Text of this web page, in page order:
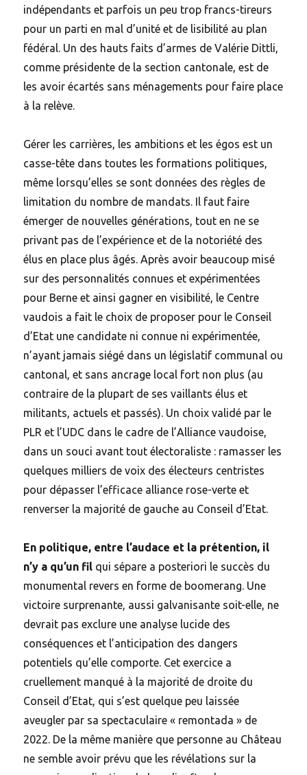
indépendants et parfois un peu trop francs-tireurs
pour un parti en mal d’unité et de lisibilité au plan
fédéral. Un des hauts faits d’armes de Valérie Dittli,
comme présidente de la section cantonale, est de
les avoir écartés sans ménagements pour faire place
à la relève.
Gérer les carrières, les ambitions et les égos est un
casse-tête dans toutes les formations politiques,
même lorsqu’elles se sont données des règles de
limitation du nombre de mandats. Il faut faire
émerger de nouvelles générations, tout en ne se
privant pas de l’expérience et de la notoriété des
élus en place plus âgés. Après avoir beaucoup misé
sur des personnalités connues et expérimentées
pour Berne et ainsi gagner en visibilité, le Centre
vaudois a fait le choix de proposer pour le Conseil
d’Etat une candidate ni connue ni expérimentée,
n’ayant jamais siégé dans un législatif communal ou
cantonal, et sans ancrage local fort non plus (au
contraire de la plupart de ses vaillants élus et
militants, actuels et passés). Un choix validé par le
PLR et l’UDC dans le cadre de l’Alliance vaudoise,
dans un souci avant tout électoraliste : ramasser les
quelques milliers de voix des électeurs centristes
pour dépasser l’efficace alliance rose-verte et
renverser la majorité de gauche au Conseil d’Etat.
En politique, entre l’audace et la prétention, il
n’y a qu’un fil qui sépare a posteriori le succès du
monumental revers en forme de boomerang. Une
victoire surprenante, aussi galvanisante soit-elle, ne
devrait pas exclure une analyse lucide des
conséquences et l’anticipation des dangers
potentiels qu’elle comporte. Cet exercice a
cruellement manqué à la majorité de droite du
Conseil d’Etat, qui s’est quelque peu laissée
aveugler par sa spectaculaire « remontada » de
2022. De la même manière que personne au Château
ne semble avoir prévu que les révélations sur la